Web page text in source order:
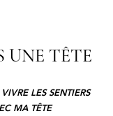
UNE TÊTE
LES SENTIERS
MA TÊTE